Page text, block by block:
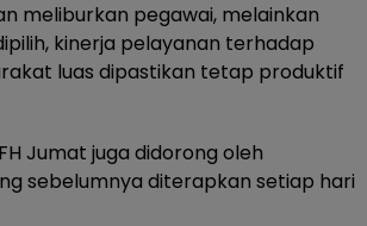
meliburkan pegawai, melainkan
kinerja pelayanan terhadap
luas dipastikan tetap produktif
Jumat juga didorong oleh
sebelumnya diterapkan setiap hari